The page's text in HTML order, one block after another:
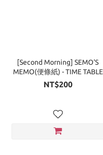
[Second Morning] SEMO'S
MEMO(便條紙) - TIME TABLE
NT$200